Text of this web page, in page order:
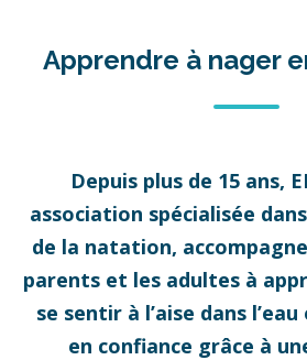
Apprendre à nager
Depuis plus de 15 ans,
association spécialisée
de la natation,
parents et les adultes à
se sentir à l’aise dans
en confiance grâce à